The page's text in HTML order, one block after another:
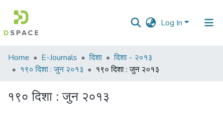
Log In
Communities
&
All of DSpace
Home E-Journals दिशा
दिशा - २०१३
१९० दिशा : जुन २०१३
१९० दिशा : जुन २०१३
१९० दिशा : जुन २०१३